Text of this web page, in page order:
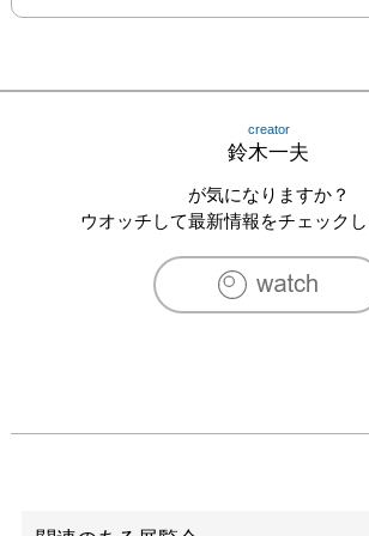
creator
鈴木一夫
が気になりますか？
ウオッチして最新情報をチェックし